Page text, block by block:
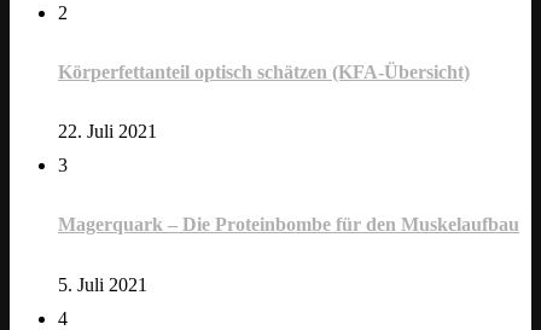
2
Körperfettanteil optisch schätzen (KFA-Übersicht)
22. Juli 2021
3
Magerquark – Die Proteinbombe für den Muskelaufbau
5. Juli 2021
4